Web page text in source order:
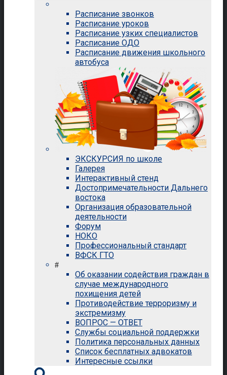
Расписание звонков
Расписание уроков
Расписание узких специалистов
Расписание ОДО
Расписание движения школьного
автобуса
ЭКСКУРСИЯ по школе
Галерея
Интерактивный стенд
Достопримечательности Дальнего
востока
Организация образовательной
деятельности
Форум
НОКО
Профессиональный стандарт
ВФСК ГТО
#
Об оказании содействия граждан в
случае международного
похищения детей
Противодействие терроризму и
экстремизму
ВОПРОС — ОТВЕТ
Службы социальной поддержки
Политика персональных данных
Список бесплатных адвокатов
Интересные ссылки